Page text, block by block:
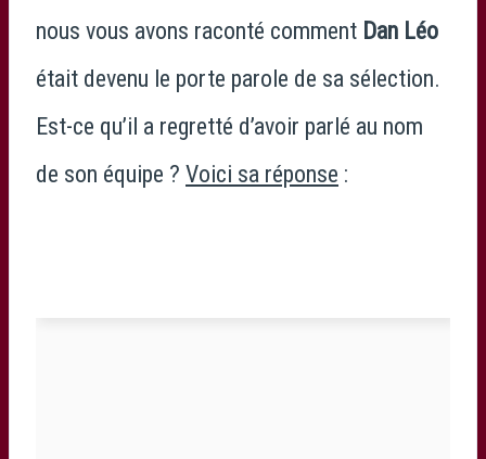
nous vous avons raconté comment Dan Léo
était devenu le porte parole de sa sélection.
Est-ce qu’il a regretté d’avoir parlé au nom
de son équipe ? Voici sa réponse :